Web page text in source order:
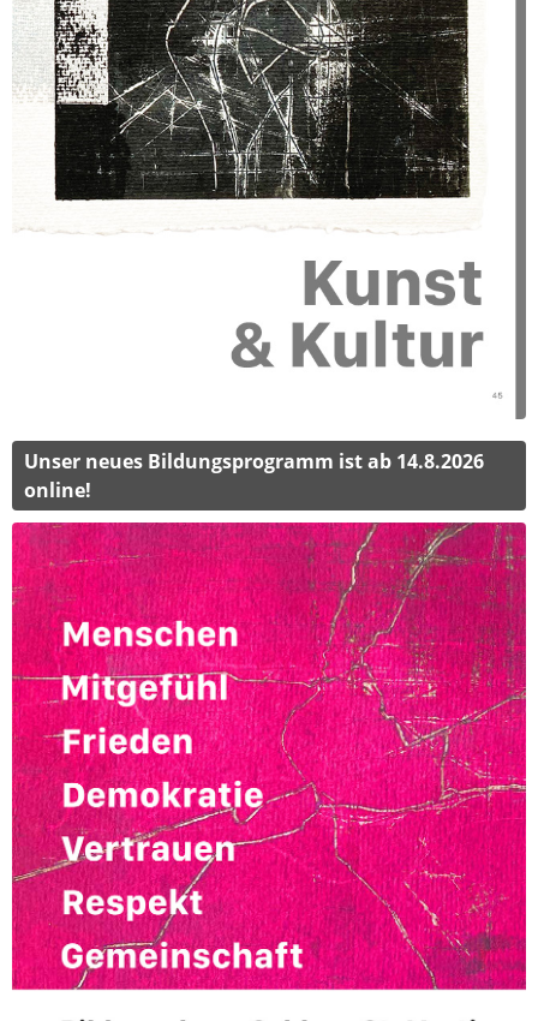
Unser neues Bildungsprogramm ist ab 14.8.2026
online!